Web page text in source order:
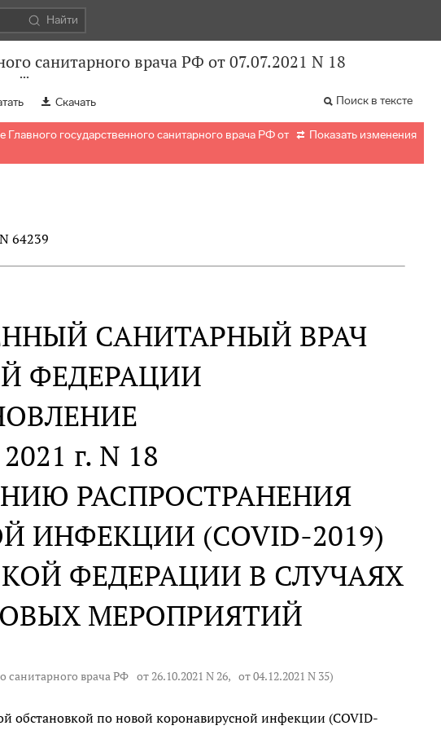
Найти
санитарного врача РФ от 07.07.2021 N 18
Скачать Поиск в тексте
Главного государственного санитарного врача РФ от  Показать изменения
64239
САНИТАРНЫЙ ВРАЧ
ФЕДЕРАЦИИ
г. N 18
РАСПРОСТРАНЕНИЯ
(COVID-2019)
ФЕДЕРАЦИИ В СЛУЧАЯХ
МЕРОПРИЯТИЙ
санитарного врача РФ от 26.10.2021 N 26, от 04.12.2021 N 35)
обстановкой по новой коронавирусной инфекции (COVID-